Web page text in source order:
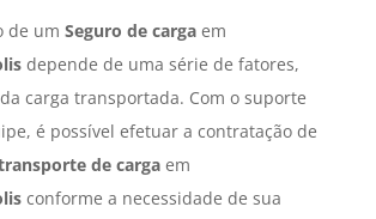
de um Seguro de cargaem
depende de uma série de fatores,
carga transportada. Com o suporte
é possível efetuar a contratação de
de cargaem
conforme a necessidade de sua